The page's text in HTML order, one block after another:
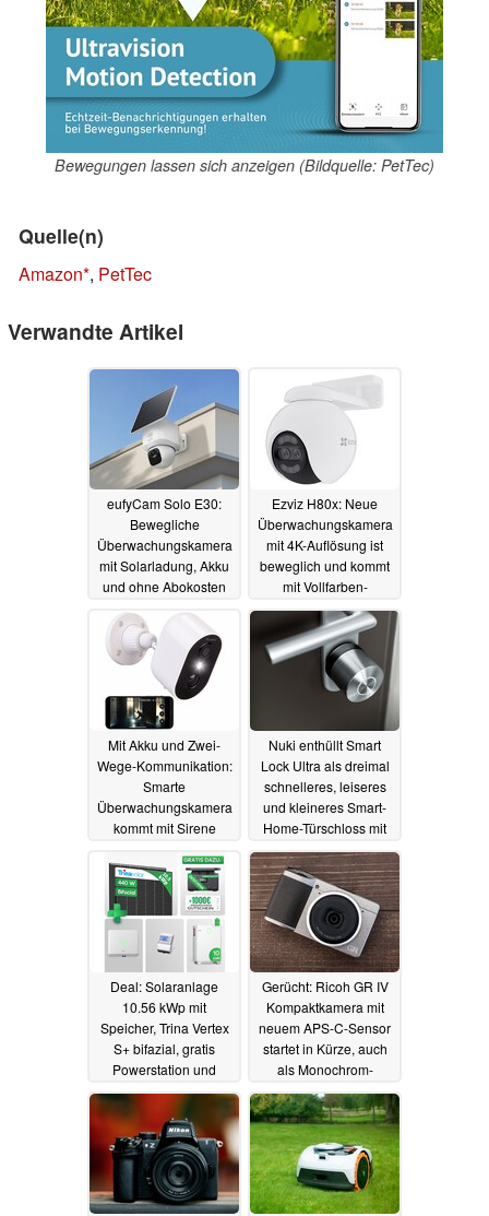
Bewegungen lassen sich anzeigen (Bildquelle: PetTec)
Quelle(n)
Amazon , PetTec
Verwandte Artikel
eufyCam Solo E30:
Bewegliche
Überwachungskamera
mit Solarladung, Akku
und ohne Abokosten
mit Rabatt
23.12.2024
Ezviz H80x: Neue
Überwachungskamera
mit 4K-Auflösung ist
beweglich und kommt
mit Vollfarben-
Nachtaufnahme - und
ohne Abo-Zwang
20.12.2024
Mit Akku und Zwei-
Wege-Kommunikation:
Smarte
Überwachungskamera
kommt mit Sirene
Nuki enthüllt Smart
Lock Ultra als dreimal
schnelleres, leiseres
und kleineres Smart-
Home-Türschloss mit
Matter12.11.2024
Deal: Solaranlage
10.56 kWp mit
Speicher, Trina Vertex
S+ bifazial, gratis
Powerstation und
Wärmepumpen-
Gutschein
Gerücht: Ricoh GR IV
Kompaktkamera mit
neuem APS-C-Sensor
startet in Kürze, auch
als Monochrom-
Version08.11.2024